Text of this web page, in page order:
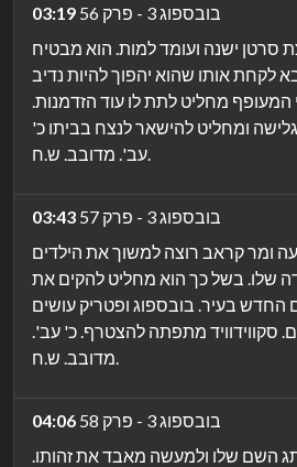
03:19
בובספוג 3 - פרק 56
סרטן ישנה ועומד למות. הוא מבטיח
לקחת אותו שהוא יהפוך להיות נדיב
המעופף מחליט לתת לו עוד הזדמנות.
ומחליט להישאר לנצח בביתו כ'
עב'. מדובב. ש.ח.
03:43
בובספוג 3 - פרק 57
ומר קראב רוצה למשוך את הילדים
שלו. בשל כך הוא מחליט להקים את
החדש בעיר. בובספוג ופטריק עושים
סקווידוויד מתפתה להצטרף. כ' עב'.
מדובב. ש.ח.
04:06
בובספוג 3 - פרק 58
השם שלו ולמעשה מאבד את זהותו.